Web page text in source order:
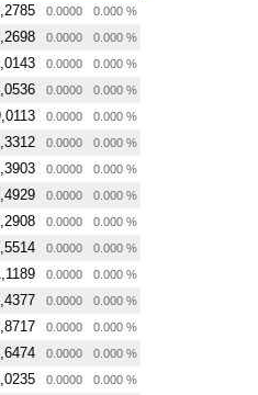
0.0000 0.000 %
0.0000 0.000 %
0.0000 0.000 %
0.0000 0.000 %
0.0000 0.000 %
0.0000 0.000 %
0.0000 0.000 %
0.0000 0.000 %
0.0000 0.000 %
0.0000 0.000 %
0.0000 0.000 %
0.0000 0.000 %
0.0000 0.000 %
0.0000 0.000 %
0.0000 0.000 %